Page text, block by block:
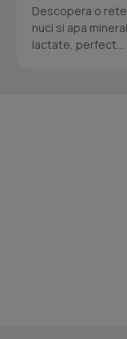
Descopera o
nuci si apa
lactate, perfect...